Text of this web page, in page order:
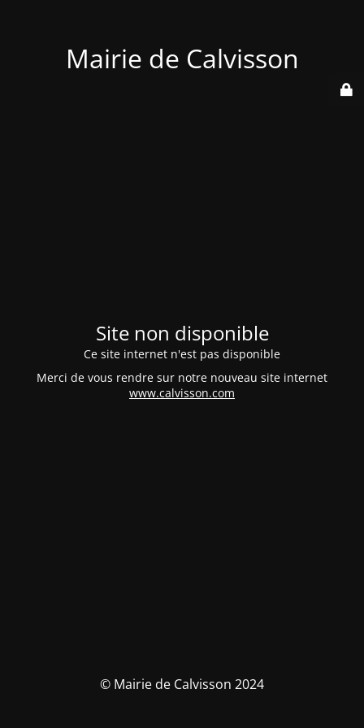
Mairie de Calvisson
Site non disponible
Ce site internet n'est pas disponible
Merci de vous rendre sur notre nouveau site internet
www.calvisson.com
© Mairie de Calvisson 2024